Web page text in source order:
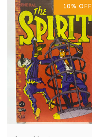
10% OFF